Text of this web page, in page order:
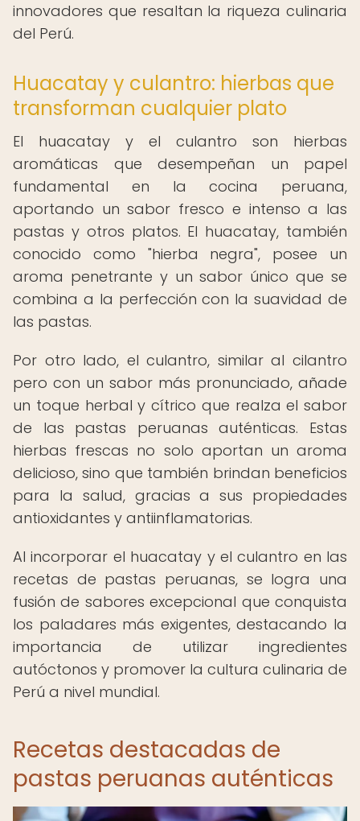
innovadores que resaltan la riqueza culinaria
del Perú.
Huacatay y culantro: hierbas que
transforman cualquier plato
El huacatay y el culantro son hierbas
aromáticas que desempeñan un papel
fundamental en la cocina peruana,
aportando un sabor fresco e intenso a las
pastas y otros platos. El huacatay, también
conocido como "hierba negra", posee un
aroma penetrante y un sabor único que se
combina a la perfección con la suavidad de
las pastas.
Por otro lado, el culantro, similar al cilantro
pero con un sabor más pronunciado, añade
un toque herbal y cítrico que realza el sabor
de las pastas peruanas auténticas. Estas
hierbas frescas no solo aportan un aroma
delicioso, sino que también brindan beneficios
para la salud, gracias a sus propiedades
antioxidantes y antiinflamatorias.
Al incorporar el huacatay y el culantro en las
recetas de pastas peruanas, se logra una
fusión de sabores excepcional que conquista
los paladares más exigentes, destacando la
importancia de utilizar ingredientes
autóctonos y promover la cultura culinaria de
Perú a nivel mundial.
Recetas destacadas de
pastas peruanas auténticas